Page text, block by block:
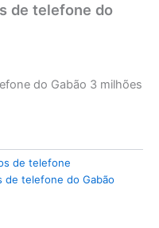
de telefone do
do Gabão 3 milhões
de telefone
de telefone do Gabão